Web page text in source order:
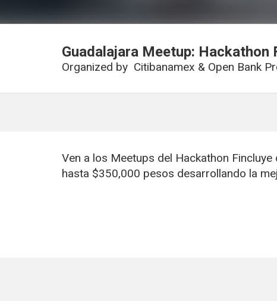
Guadalajara Meetup: Hackathon
Organized by Citibanamex & Open Bank
Ven a los Meetups del Hackathon
hasta $350,000 pesos desarrollando la